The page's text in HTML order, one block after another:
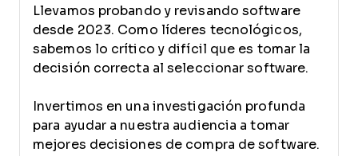
Llevamos probando y revisando software
desde 2023. Como líderes tecnológicos,
sabemos lo crítico y difícil que es tomar la
decisión correcta al seleccionar software.
Invertimos en una investigación profunda
para ayudar a nuestra audiencia a tomar
mejores decisiones de compra de software.